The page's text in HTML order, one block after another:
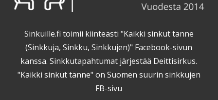
Sinkuille.fi toimii kiinteästi "Kaikki sinkut tänne
(Sinkkuja, Sinkku, Sinkkujen)" Facebook-sivun
kanssa. Sinkkutapahtumat järjestää Deittisirkus.
"Kaikki sinkut tänne" on Suomen suurin sinkkujen
FB-sivu